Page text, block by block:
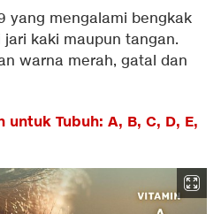
yang mengalami bengkak
kaki maupun tangan.
warna merah, gatal dan
Tubuh: A, B, C, D, E,